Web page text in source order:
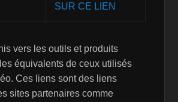
SUR CE LIEN
vers les outils et produits
équivalents de ceux utilisés
Ces liens sont des liens
sites partenaires comme